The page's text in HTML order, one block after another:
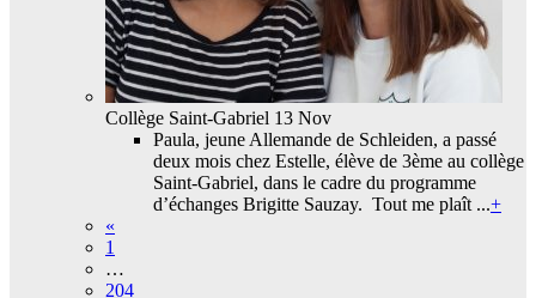
Collège Saint-Gabriel 13 Nov
Paula, jeune Allemande de Schleiden, a passé
deux mois chez Estelle, élève de 3ème au collège
Saint-Gabriel, dans le cadre du programme
d’échanges Brigitte Sauzay. Tout me plaît ...+
«
1
…
204